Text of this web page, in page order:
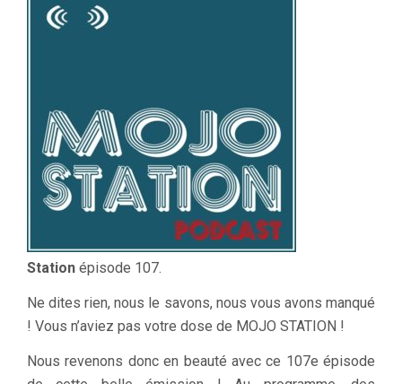
Station épisode 107.
Ne dites rien, nous le savons, nous vous avons manqué
! Vous n’aviez pas votre dose de MOJO STATION !
Nous revenons donc en beauté avec ce 107e épisode